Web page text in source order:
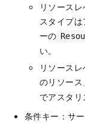
リソース
スタイプ
ーの
い。
リソース
のリソー
でアスタリ
条件キー：サ